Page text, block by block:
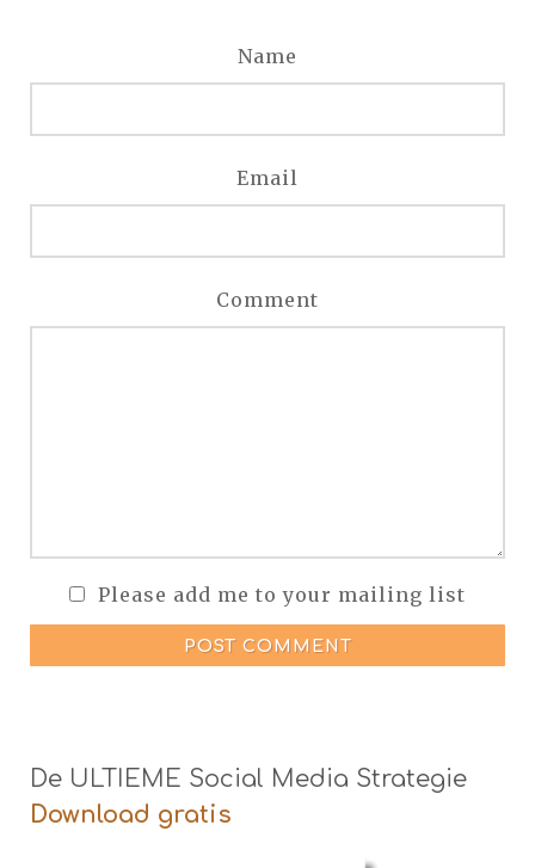
Name
Email
Comment
Please add me to your mailing list
POST COMMENT
De ULTIEME Social Media Strategie
Download gratis